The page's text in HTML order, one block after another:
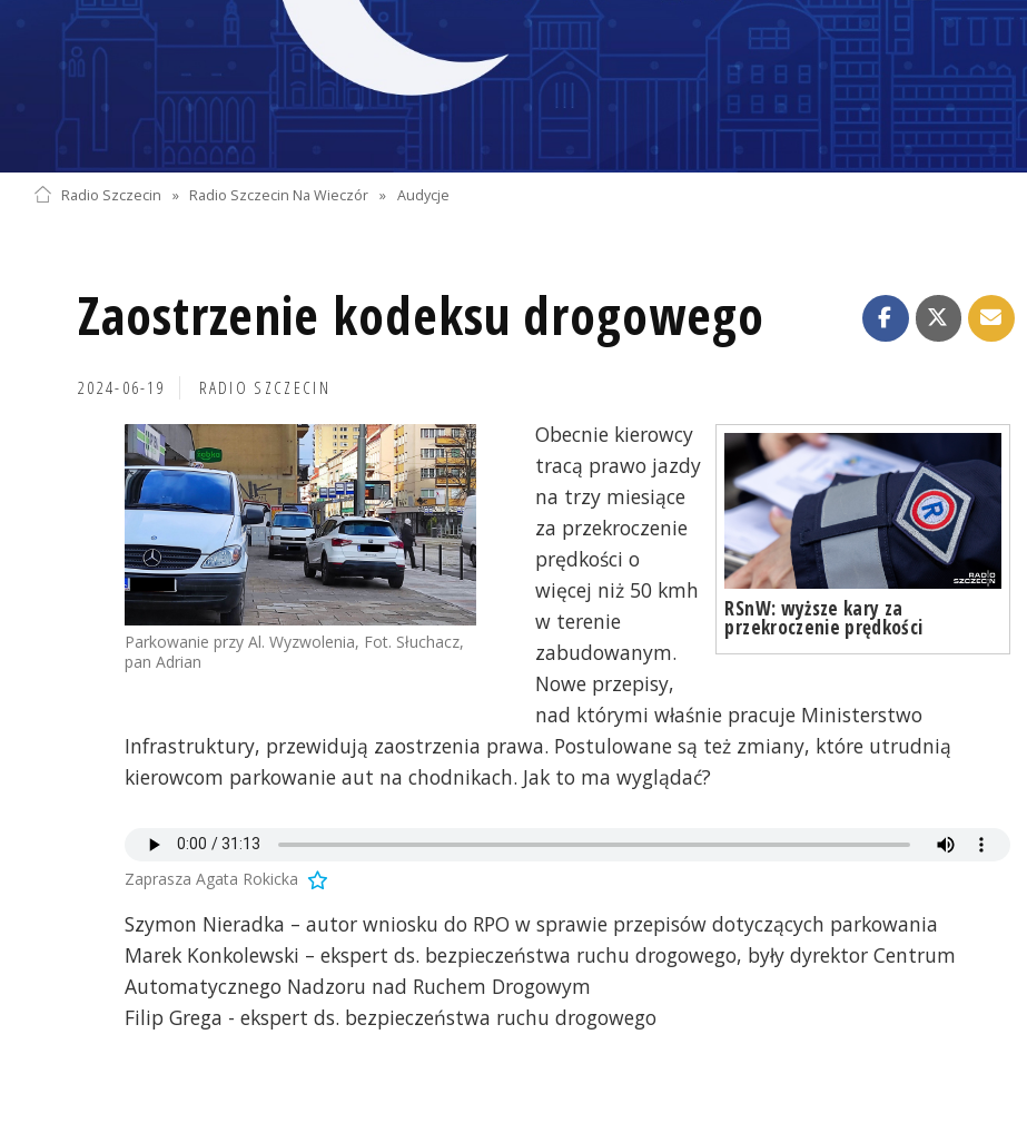
Radio Szczecin » Radio Szczecin Na Wieczór » Audycje
Zaostrzenie kodeksu drogowego
2024-06-19 RADIO SZCZECIN
Parkowanie przy Al. Wyzwolenia, Fot. Słuchacz,
pan Adrian
RSnW: wyższe kary za
przekroczenie prędkości
Obecnie kierowcy
tracą prawo jazdy
na trzy miesiące
za przekroczenie
prędkości o
więcej niż 50 kmh
w terenie
zabudowanym.
Nowe przepisy,
nad którymi właśnie pracuje Ministerstwo
Infrastruktury, przewidują zaostrzenia prawa. Postulowane są też zmiany, które utrudnią
kierowcom parkowanie aut na chodnikach. Jak to ma wyglądać?
Zaprasza Agata Rokicka
Szymon Nieradka – autor wniosku do RPO w sprawie przepisów dotyczących parkowania
Marek Konkolewski – ekspert ds. bezpieczeństwa ruchu drogowego, były dyrektor Centrum
Automatycznego Nadzoru nad Ruchem Drogowym
Filip Grega - ekspert ds. bezpieczeństwa ruchu drogowego